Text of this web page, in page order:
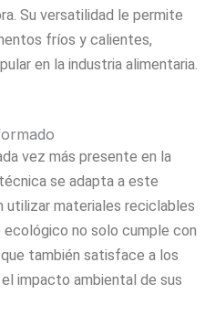
Su versatilidad le permite
fríos y calientes,
en la industria alimentaria.
vez más presente en la
se adapta a este
utilizar materiales reciclables
no solo cumple con
también satisface a los
impacto ambiental de sus